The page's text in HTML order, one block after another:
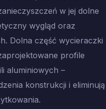
w jej dolne
wygląd oraz
Dolna część wycieraczki
profile
aluminiowych –
konstrukcji i eliminują